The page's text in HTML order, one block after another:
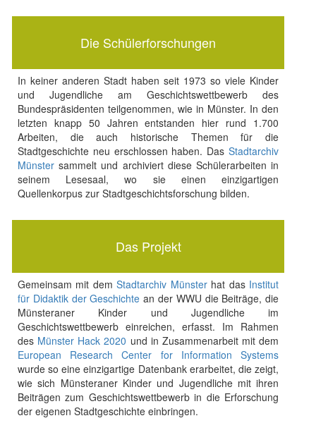
Die Schülerforschungen
In keiner anderen Stadt haben seit 1973 so viele Kinder
und Jugendliche am Geschichtswettbewerb des
Bundespräsidenten teilgenommen, wie in Münster. In den
letzten knapp 50 Jahren entstanden hier rund 1.700
Arbeiten, die auch historische Themen für die
Stadtgeschichte neu erschlossen haben. DasStadtarchiv
Münstersammelt und archiviert diese Schülerarbeiten in
seinem Lesesaal, wo sie einen einzigartigen
Quellenkorpus zur Stadtgeschichtsforschung bilden.
Das Projekt
Gemeinsam mit demStadtarchiv Münsterhat das Institut
für Didaktik der Geschichte an der WWU die Beiträge, die
Münsteraner Kinder und Jugendliche im
Geschichtswettbewerb einreichen, erfasst. Im Rahmen
des Münster Hack 2020 und in Zusammenarbeit mit dem
European Research Center for Information Systems
wurde so eine einzigartige Datenbank erarbeitet, die zeigt,
wie sich Münsteraner Kinder und Jugendliche mit ihren
Beiträgen zum Geschichtswettbewerb in die Erforschung
der eigenen Stadtgeschichte einbringen.